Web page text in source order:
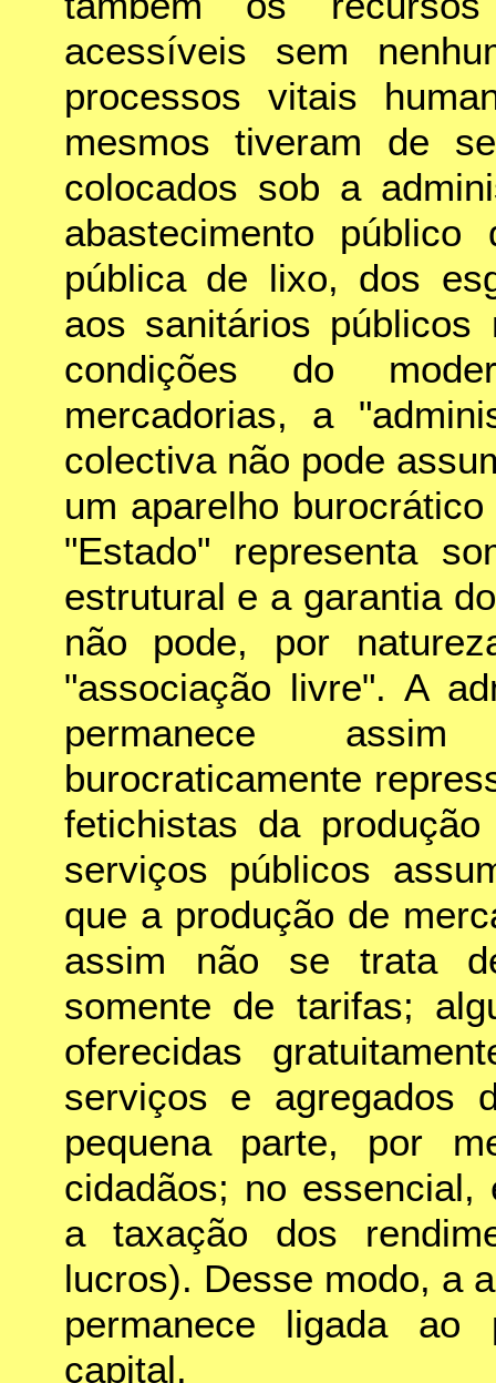
acessíveis sem
processos vitais
mesmos tiveram de
colocados sob a
abastecimento
pública de lixo, dos
aos sanitários
condições do
mercadorias, a
colectiva não pode
um aparelho
"Estado" representa
estrutural e a garantia
não pode, por
"associação livre". A
permanece assim
burocraticamente
fetichistas da
serviços públicos
que a produção de
assim não se trata
somente de tarifas;
oferecidas
serviços e agregados
pequena parte, por
cidadãos; no
a taxação dos
lucros). Desse modo, a
permanece ligada ao
capital.